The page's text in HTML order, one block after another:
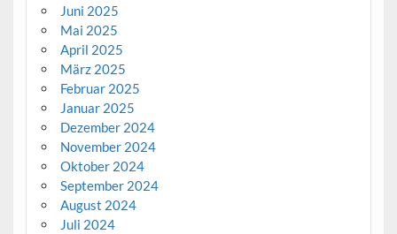
Juni 2025
Mai 2025
April 2025
März 2025
Februar 2025
Januar 2025
Dezember 2024
November 2024
Oktober 2024
September 2024
August 2024
Juli 2024